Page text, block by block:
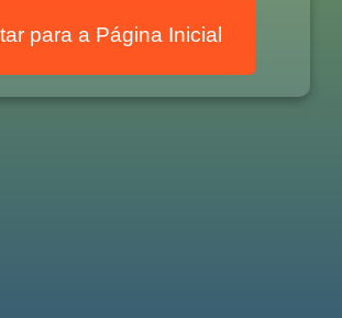
para a Página Inicial